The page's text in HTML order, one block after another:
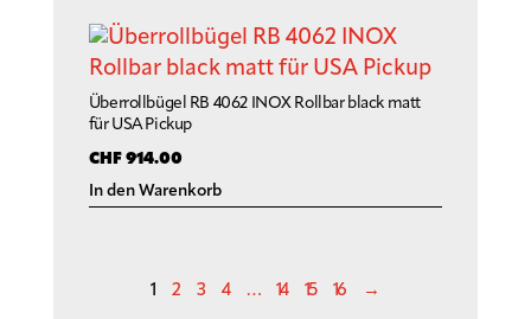
Überrollbügel RB 4062 INOX Rollbar black matt
für USA Pickup
CHF914.00
In den Warenkorb
1 2 3 4 … 14 15 16 →